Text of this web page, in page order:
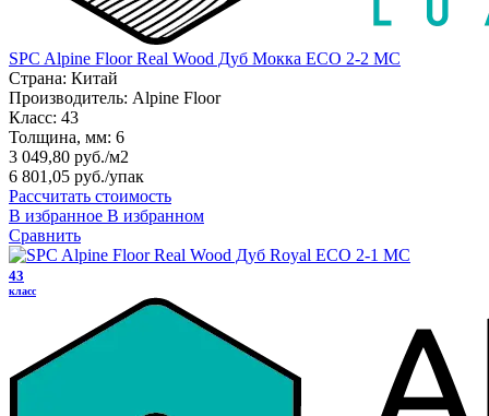
SPC Alpine Floor Real Wood Дуб Мокка ECO 2-2 MC
Страна: Китай
Производитель: Alpine Floor
Класс: 43
Толщина, мм: 6
3 049,80 руб./м2
6 801,05 руб./упак
Рассчитать стоимость
В избранное В избранном
Сравнить
43
класс